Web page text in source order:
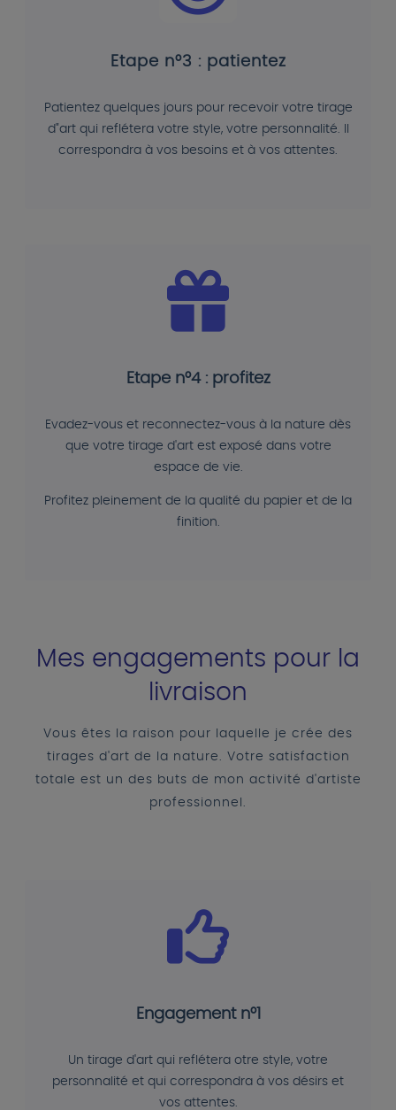
Etape n°3 : patientez
Patientez quelques jours pour recevoir votre tirage
d"art qui reflétera votre style, votre personnalité. Il
correspondra à vos besoins et à vos attentes.
Etape n°4 : profitez
Evadez-vous et reconnectez-vous à la nature dès
que votre tirage d'art est exposé dans votre
espace de vie.
Profitez pleinement de la qualité du papier et de la
finition.
Mes engagements pour la
livraison
Vous êtes la raison pour laquelle je crée des
tirages d'art de la nature. Votre satisfaction
totale est un des buts de mon activité d'artiste
professionnel.
Engagement n°1
Un tirage d'art qui reflétera otre style, votre
personnalité et qui correspondra à vos désirs et
vos attentes.